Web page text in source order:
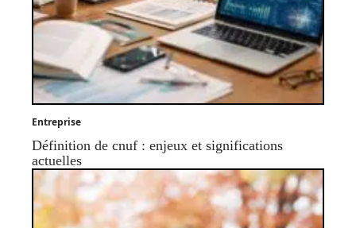
Entreprise
Définition de cnuf : enjeux et significations
actuelles